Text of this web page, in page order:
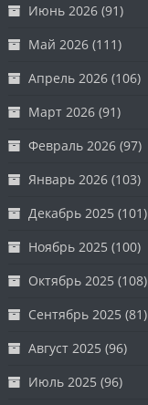
Июнь 2026 (91)
Май 2026 (111)
Апрель 2026 (106)
Март 2026 (91)
Февраль 2026 (97)
Январь 2026 (103)
Декабрь 2025 (101)
Ноябрь 2025 (100)
Октябрь 2025 (108)
Сентябрь 2025 (81)
Август 2025 (96)
Июль 2025 (96)